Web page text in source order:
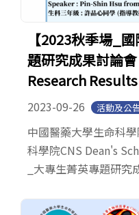
【2023秋季場_
題研究成果討論
Research
2023-09-26 活動及公
中國醫藥大學生命科
科學院CNS Dean's
_大專生菁英專題研究